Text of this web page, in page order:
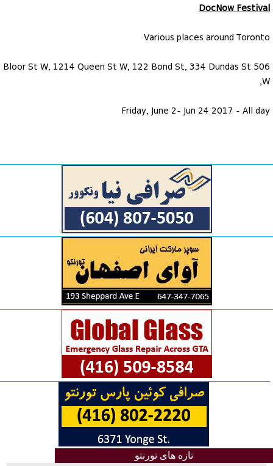
DocNow Festival
Various places around Toronto
506 Bloor St W, 1214 Queen St W, 122 Bond St, 334 Dundas St
W,
Friday, June 2- Jun 24 2017 - All day
تازه های تورنتو